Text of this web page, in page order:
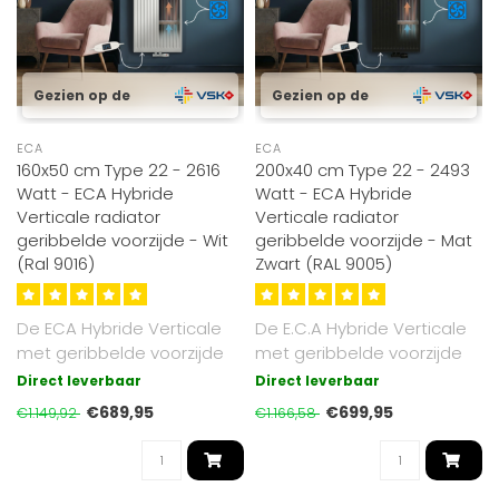
Gezien op de
ECA
160x50 cm Type 22 - 2616
Watt - ECA Hybride
Verticale radiator
geribbelde voorzijde - Wit
(Ral 9016)
De ECA Hybride Verticale
met geribbelde voorzijde
radiator combineert
stralingsw..
Direct leverbaar
€1.149,92 €689,95
Gezien op de
ECA
200x40 cm Type 22 - 2493
Watt - ECA Hybride
Verticale radiator
geribbelde voorzijde - Mat
Zwart (RAL 9005)
De E.C.A Hybride Verticale
met geribbelde voorzijde
radiator combineert
Direct leverbaar
€1.166,58 €699,95